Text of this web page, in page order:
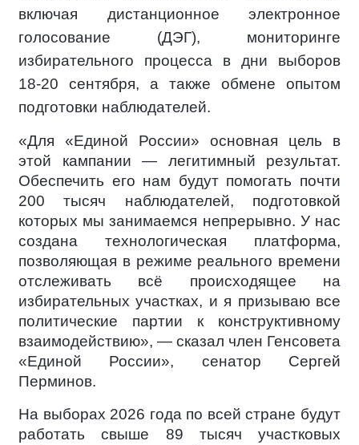
включая дистанционное электронное
голосование (ДЭГ), мониторинге
избирательного процесса в дни выборов
18-20 сентября, а также обмене опытом
подготовки наблюдателей.
«Для «Единой России» основная цель в
этой кампании — легитимный результат.
Обеспечить его нам будут помогать почти
200 тысяч наблюдателей, подготовкой
которых мы занимаемся непрерывно. У нас
создана технологическая платформа,
позволяющая в режиме реального времени
отслеживать всё происходящее на
избирательных участках, и я призываю все
политические партии к конструктивному
взаимодействию», — сказал член Генсовета
«Единой России», сенатор Сергей
Перминов.
На выборах 2026 года по всей стране будут
работать свыше 89 тысяч участковых